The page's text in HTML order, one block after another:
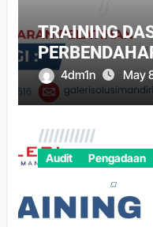
TRAINING
4dm1n May
Audit Pengadaan